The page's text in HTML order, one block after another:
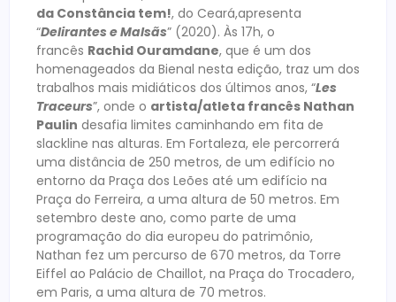
da Constância tem!, do Ceará,apresenta
“Delirantes e Malsãs” (2020). Às 17h, o
francês Rachid Ouramdane, que é um dos
homenageados da Bienal nesta edição, traz um dos
trabalhos mais midiáticos dos últimos anos, “Les
Traceurs”, onde o artista/atleta francês Nathan
Paulin desafia limites caminhando em fita de
slackline nas alturas. Em Fortaleza, ele percorrerá
uma distância de 250 metros, de um edifício no
entorno da Praça dos Leões até um edifício na
Praça do Ferreira, a uma altura de 50 metros. Em
setembro deste ano, como parte de uma
programação do dia europeu do patrimônio,
Nathan fez um percurso de 670 metros, da Torre
Eiffel ao Palácio de Chaillot, na Praça do Trocadero,
em Paris, a uma altura de 70 metros.